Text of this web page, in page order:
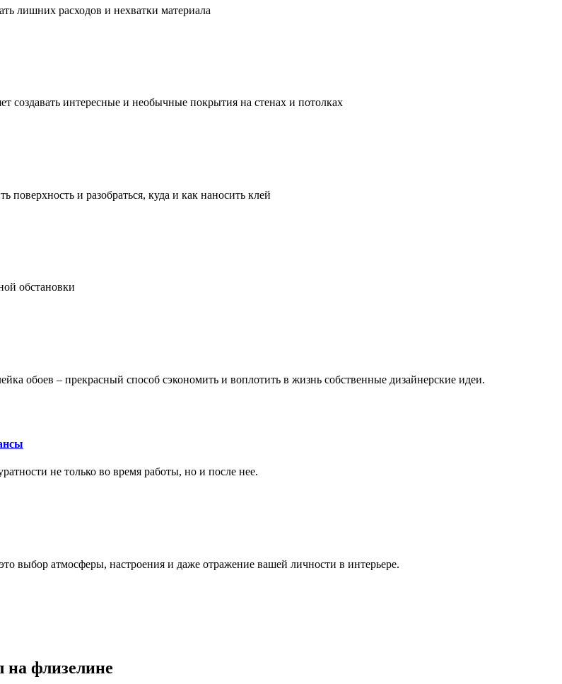
лишних расходов и нехватки материала
интересные и необычные покрытия на стенах и потолках
и разобраться, куда и как наносить клей
обстановки
обоев – прекрасный способ сэкономить и воплотить в жизнь собственные дизайнерские идеи.
не только во время работы, но и после нее.
выбор атмосферы, настроения и даже отражение вашей личности в интерьере.
на флизелине